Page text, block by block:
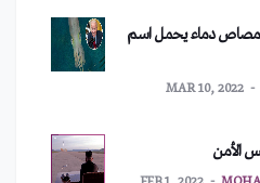
حبار مصاص دماء يحمل اسم
MAR 10, 2022
الأمن